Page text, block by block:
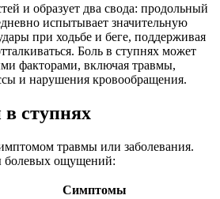
и образует два свода: продольный
испытывает значительную
при ходьбе и беге, поддерживая
Боль в ступнях может
факторами, включая травмы,
и нарушения кровообращения.
ступнях
травмы или заболевания.
болевых ощущений:
Симптомы